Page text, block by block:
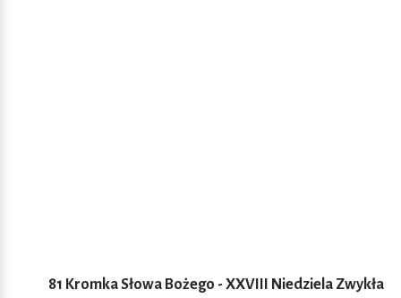
81 Kromka Słowa Bożego - XXVIII Niedziela Zwykła